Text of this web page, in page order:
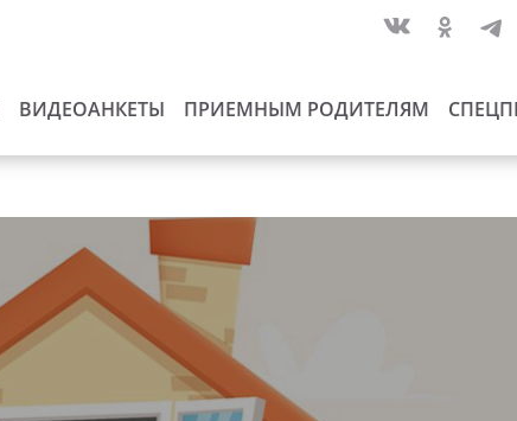
ВИДЕОАНКЕТЫ ПРИЕМНЫМ РОДИТЕЛЯМ